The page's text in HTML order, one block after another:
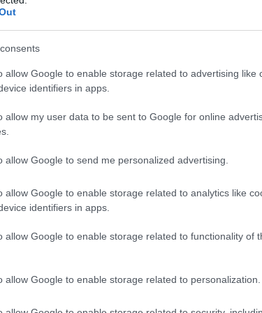
allow Google to enable storage related to advertising like
identifiers in apps.
allow my user data to be sent to Google for online
allow Google to send me personalized advertising.
allow Google to enable storage related to analytics like
identifiers in apps.
allow Google to enable storage related to functionality of
allow Google to enable storage related to personalization.
Festetics-kastély
a kert"... Az előző posztban megismerkedtünk a
"szabadkőműves helyként" szerepel. A kastély
"leggazdagabb köznemese", a…
kastély és